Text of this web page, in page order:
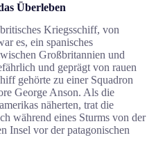
Überleben
Kriegsschiff, von
es, ein spanisches
Großbritannien und
und geprägt von rauen
gehörte zu einer Squadron
George Anson. Als die
näherten, trat die
während eines Sturms von der
Insel vor der patagonischen